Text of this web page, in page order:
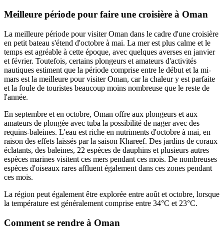
Meilleure période pour faire une croisière à Oman
La meilleure période pour visiter Oman dans le cadre d'une croisière
en petit bateau s'étend d'octobre à mai. La mer est plus calme et le
temps est agréable à cette époque, avec quelques averses en janvier
et février. Toutefois, certains plongeurs et amateurs d'activités
nautiques estiment que la période comprise entre le début et la mi-
mars est la meilleure pour visiter Oman, car la chaleur y est parfaite
et la foule de touristes beaucoup moins nombreuse que le reste de
l'année.
En septembre et en octobre, Oman offre aux plongeurs et aux
amateurs de plongée avec tuba la possibilité de nager avec des
requins-baleines. L'eau est riche en nutriments d'octobre à mai, en
raison des effets laissés par la saison Khareef. Des jardins de coraux
éclatants, des baleines, 22 espèces de dauphins et plusieurs autres
espèces marines visitent ces mers pendant ces mois. De nombreuses
espèces d'oiseaux rares affluent également dans ces zones pendant
ces mois.
La région peut également être explorée entre août et octobre, lorsque
la température est généralement comprise entre 34°C et 23°C.
Comment se rendre à Oman